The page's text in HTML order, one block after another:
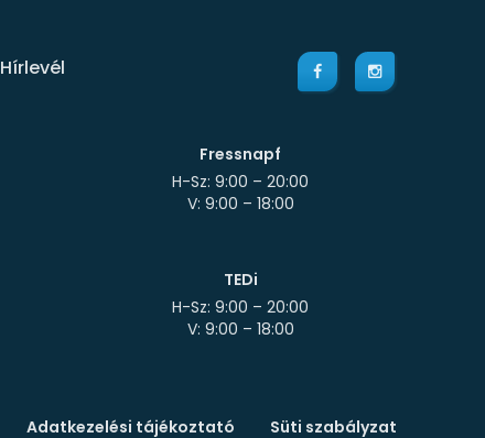
Hírlevél
Fressnapf
H-Sz: 9:00 – 20:00
TEDi
H-Sz: 9:00 – 20:00
Adatkezelési tájékoztató Süti szabályzat